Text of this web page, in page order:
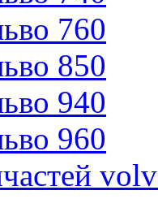
760
850
940
960